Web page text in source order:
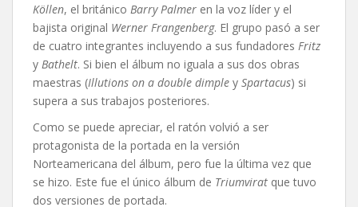
Köllen, el británico Barry Palmer en la voz líder y el
bajista original Werner Frangenberg. El grupo pasó a ser
de cuatro integrantes incluyendo a sus fundadores Fritz
y Bathelt. Si bien el álbum no iguala a sus dos obras
maestras (Illutions on a double dimple y Spartacus) si
supera a sus trabajos posteriores.
Como se puede apreciar, el ratón volvió a ser
protagonista de la portada en la versión
Norteamericana del álbum, pero fue la última vez que
se hizo. Este fue el único álbum de Triumvirat que tuvo
dos versiones de portada.